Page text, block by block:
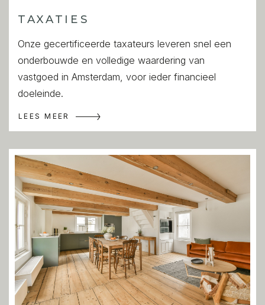
TAXATIES
Onze gecertificeerde taxateurs leveren snel een
onderbouwde en volledige waardering van
vastgoed in Amsterdam, voor ieder financieel
doeleinde.
LEES MEER